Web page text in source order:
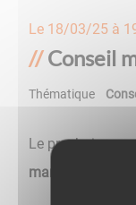
Le 18/03/25 à
Conseil
Thématique
Le prochain
mars à 19h
en